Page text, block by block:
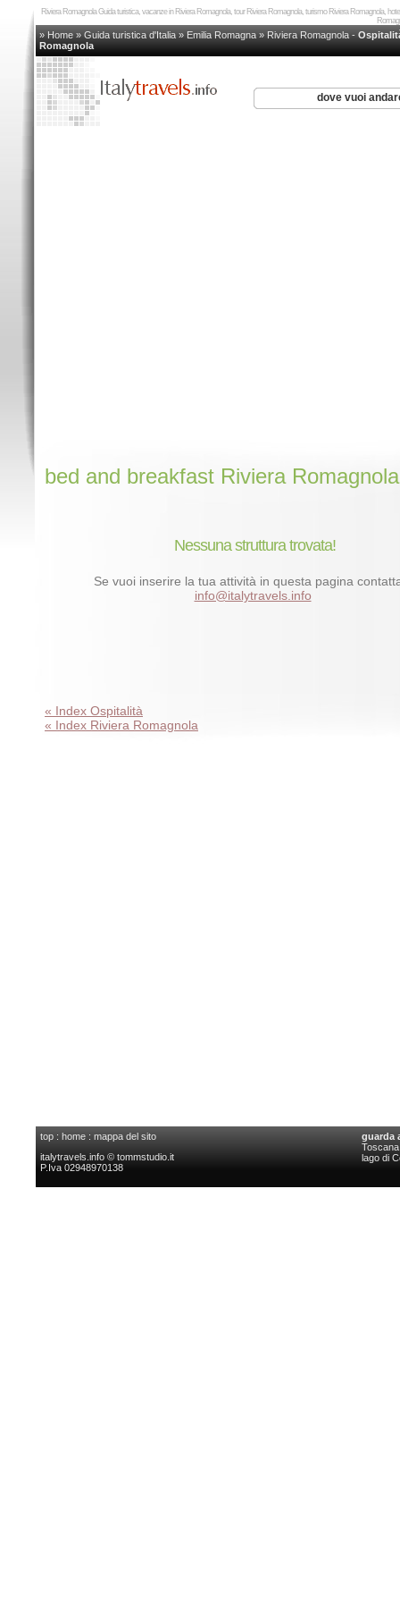
Riviera Romagnola Guida turistica, vacanze in Riviera Romagnola, tour Riviera Romagnola, turismo Riviera Romagnola,
» Home » Guida turistica d'Italia » Emilia Romagna » Riviera Romagnola -
Romagnola
dove vuoi
bed and breakfast Riviera Romagnola
Nessuna struttura trovata!
Se vuoi inserire la tua attività in questa pagina
info@italytravels.info
« Index Ospitalità
« Index Riviera Romagnola
top : home : mappa del sito
italytravels.info © tommstudio.it
P.Iva 02948970138
guarda
lago di